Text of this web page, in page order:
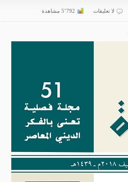
لا تعليقات 5٬792 مشاهدة